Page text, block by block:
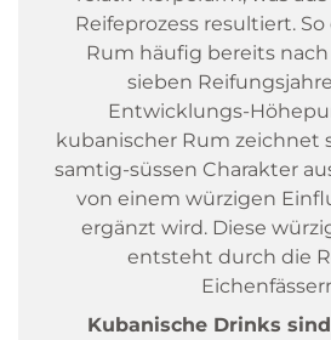
Reifeprozess resultiert.
Rum häufig bereits
sieben
Entwicklungs-
kubanischer Rum zeichnet
samtig-süssen Charakter
von einem würzigen
ergänzt wird. Diese
entsteht durch die
Kubanische Drinks